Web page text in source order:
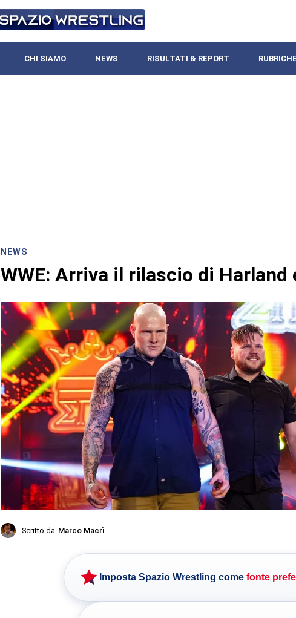
CHI SIAMO NEWS RISULTATI & REPORT RUBRICHE
NEWS
WWE: Arriva il rilascio di Harland
Scritto da Marco Macrì
Imposta Spazio Wrestling come fonte